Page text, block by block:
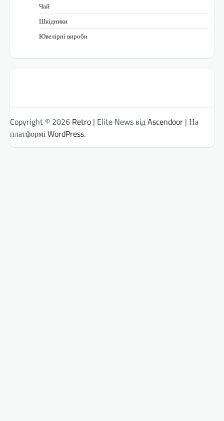
Чай
Шкідники
Ювелірні вироби
Copyright © 2026 Retro | Elite News відAscendoor | На
платформіWordPress.